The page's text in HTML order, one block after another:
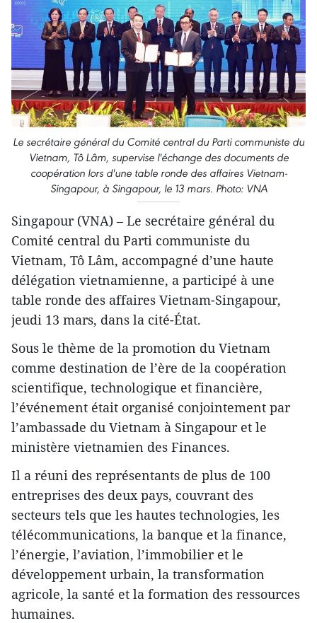
Le secrétaire général du Comité central du Parti communiste du
Vietnam, Tô Lâm, supervise l'échange des documents de
coopération lors d'une table ronde des affaires Vietnam-
Singapour, à Singapour, le 13 mars. Photo: VNA
Singapour (VNA) – Le secrétaire général du
Comité central du Parti communiste du
Vietnam, Tô Lâm, accompagné d’une haute
délégation vietnamienne, a participé à une
table ronde des affaires Vietnam-Singapour,
jeudi 13 mars, dans la cité-État.
Sous le thème de la promotion du Vietnam
comme destination de l’ère de la coopération
scientifique, technologique et financière,
l’événement était organisé conjointement par
l’ambassade du Vietnam à Singapour et le
ministère vietnamien des Finances.
Il a réuni des représentants de plus de 100
entreprises des deux pays, couvrant des
secteurs tels que les hautes technologies, les
télécommunications, la banque et la finance,
l’énergie, l’aviation, l’immobilier et le
développement urbain, la transformation
agricole, la santé et la formation des ressources
humaines.